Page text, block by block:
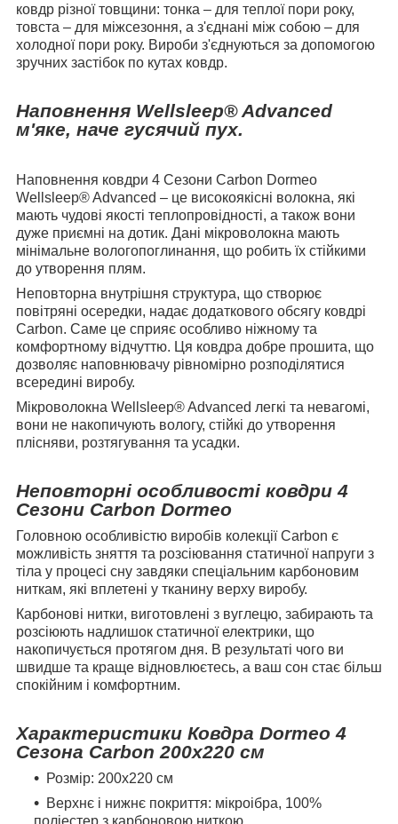
ковдр різної товщини: тонка – для теплої пори року,
товста – для міжсезоння, а з'єднані між собою – для
холодної пори року. Вироби з'єднуються за допомогою
зручних застібок по кутах ковдр.
Наповнення Wellsleep® Advanced
м'яке, наче гусячий пух.
Наповнення ковдри 4 Сезони Carbon Dormeo
Wellsleep® Advanced – це високоякісні волокна, які
мають чудові якості теплопровідності, а також вони
дуже приємні на дотик. Дані мікроволокна мають
мінімальне вологопоглинання, що робить їх стійкими
до утворення плям.
Неповторна внутрішня структура, що створює
повітряні осередки, надає додаткового обсягу ковдрі
Carbon. Саме це сприяє особливо ніжному та
комфортному відчуттю. Ця ковдра добре прошита, що
дозволяє наповнювачу рівномірно розподілятися
всередині виробу.
Мікроволокна Wellsleep® Advanced легкі та невагомі,
вони не накопичують вологу, стійкі до утворення
плісняви, розтягування та усадки.
Неповторні особливості ковдри 4
Сезони Carbon Dormeo
Головною особливістю виробів колекції Carbon є
можливість зняття та розсіювання статичної напруги з
тіла у процесі сну завдяки спеціальним карбоновим
ниткам, які вплетені у тканину верху виробу.
Карбонові нитки, виготовлені з вуглецю, забирають та
розсіюють надлишок статичної електрики, що
накопичується протягом дня. В результаті чого ви
швидше та краще відновлюєтесь, а ваш сон стає більш
спокійним і комфортним.
Характеристики Ковдра Dormeo 4
Сезона Carbon 200х220 см
Розмір: 200х220 см
Верхнє і нижнє покриття: мікроібра, 100%
поліестер з карбоновою ниткою